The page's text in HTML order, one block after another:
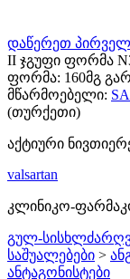
დაწერეთ
II ჯგუფი ფორმა
ფორმა: 160მგ
მწარმოებელი:
(თურქეთი)
აქტიური
valsartan
კლინიკო-
გულ-
საშუალებები >
ანტაგონისტები